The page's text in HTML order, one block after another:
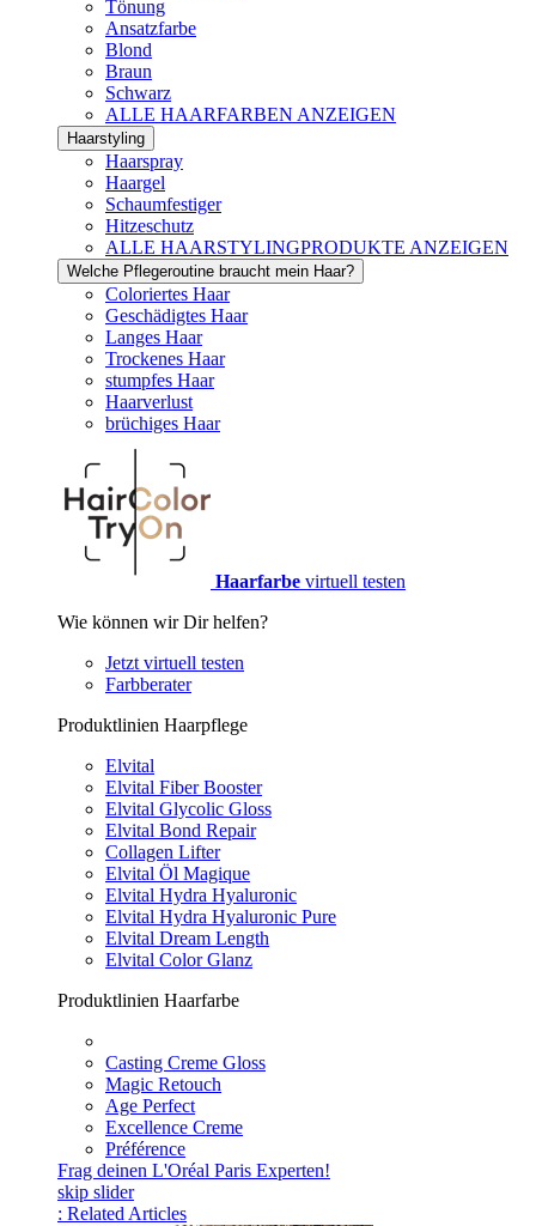
Tönung
Ansatzfarbe
Blond
Braun
Schwarz
ALLE HAARFARBEN ANZEIGEN
Haarstyling
Haarspray
Haargel
Schaumfestiger
Hitzeschutz
ALLE HAARSTYLINGPRODUKTE ANZEIGEN
Welche Pflegeroutine braucht mein Haar?
Coloriertes Haar
Geschädigtes Haar
Langes Haar
Trockenes Haar
stumpfes Haar
Haarverlust
brüchiges Haar
Haarfarbe virtuell testen
Wie können wir Dir helfen?
Jetzt virtuell testen
Farbberater
Produktlinien Haarpflege
Elvital
Elvital Fiber Booster
Elvital Glycolic Gloss
Elvital Bond Repair
Collagen Lifter
Elvital Öl Magique
Elvital Hydra Hyaluronic
Elvital Hydra Hyaluronic Pure
Elvital Dream Length
Elvital Color Glanz
Produktlinien Haarfarbe
Casting Creme Gloss
Magic Retouch
Age Perfect
Excellence Creme
Préférence
Frag deinen L'Oréal Paris Experten!
skip slider
: Related Articles